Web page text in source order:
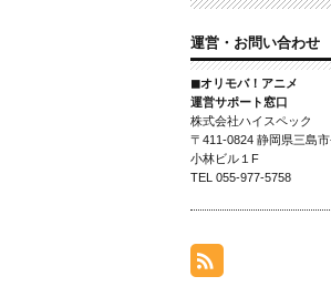
運営・お問い合わせ
◼オリモバ！アニメ
運営サポート窓口
株式会社ハイスペック
〒411-0824 静岡県三島
小林ビル１F
TEL 055-977-5758